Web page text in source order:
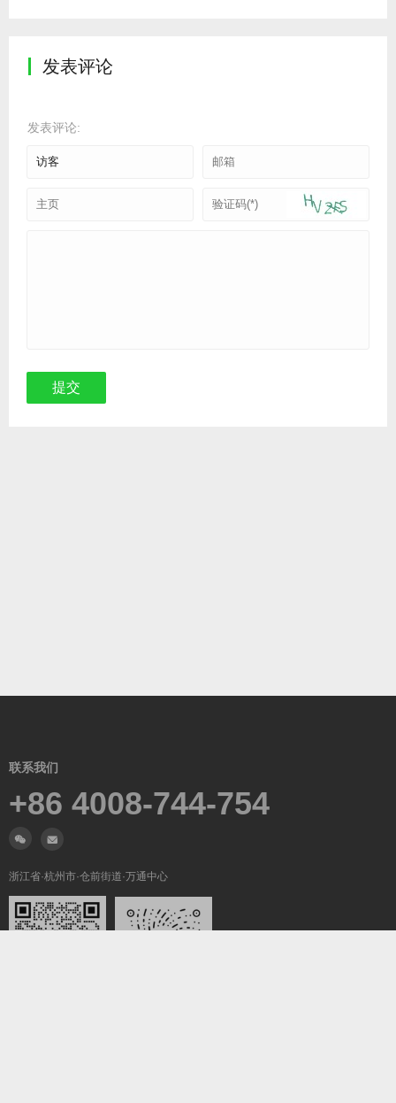
发表评论
发表评论:
联系我们
+86 4008-744-754
浙江省·杭州市·仓前街道·万通中心